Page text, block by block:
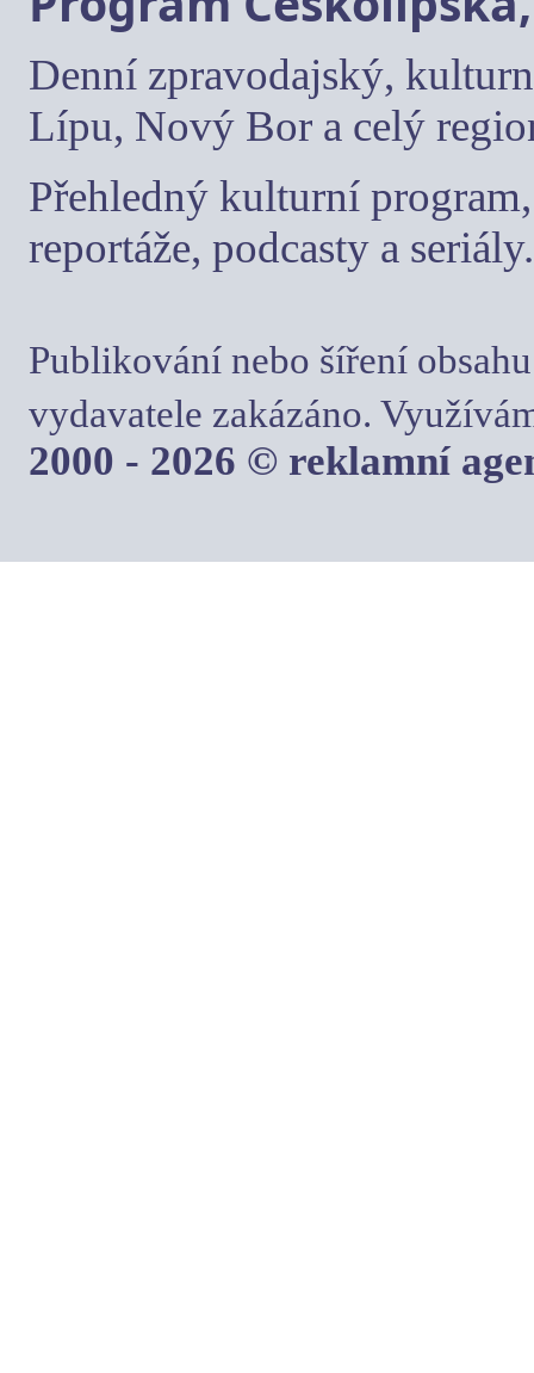
Denní zpravodajský,
Lípu, Nový Bor a celý
Přehledný kulturní
reportáže, podcasty a seriály.
Publikování nebo šíření
vydavatele zakázáno.
2000 - 2026 © reklamní